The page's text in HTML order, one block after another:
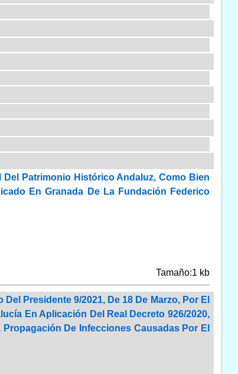
Del Patrimonio Histórico Andaluz, Como Bien
En Granada De La Fundación Federico
Tamaño:1 kb
Presidente 9/2021, De 18 De Marzo, Por El
En Aplicación Del Real Decreto 926/2020,
De Infecciones Causadas Por El